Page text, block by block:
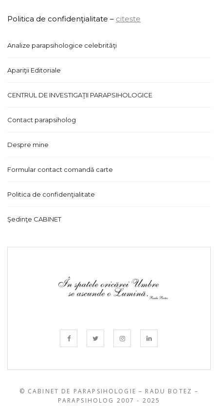
Politica de confidenţialitate – citeste
Analize parapsihologice celebrităţi
Apariţii Editoriale
CENTRUL DE INVESTIGAŢII PARAPSIHOLOGICE
Contact parapsiholog
Despre mine
Formular contact comandă carte
Politica de confidenţialitate
Şedinţe CABINET
© CABINET DE PARAPSIHOLOGIE – RADU BOTEZ –
PARAPSIHOLOG 2007 - 2025